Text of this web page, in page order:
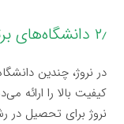
۲٫ دانشگاه‌های برتر علوم پایه در نروژ
در نروژ، چندین
کیفیت بالا را ارائه
نروژ برای تحصیل در